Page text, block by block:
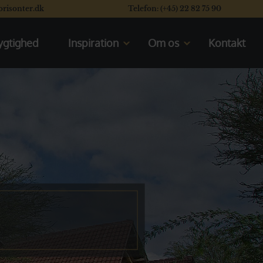
Telefon: (+45) 22 82 75 90
Inspiration
En typisk dag på safari
Om os
Vores rating system
Læs vores kunders flotte
Kontakt